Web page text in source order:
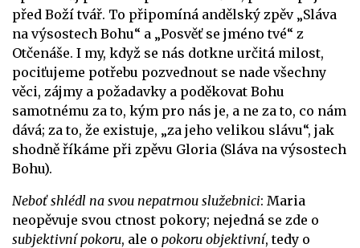
před Boží tvář. To připomíná andělský zpěv „Sláva
na výsostech Bohu“ a „Posvěť se jméno tvé“ z
Otčenáše. I my, když se nás dotkne určitá milost,
pociťujeme potřebu pozvednout se nade všechny
věci, zájmy a požadavky a poděkovat Bohu
samotnému za to, kým pro nás je, a ne za to, co nám
dává; za to, že existuje, „za jeho velikou slávu“, jak
shodně říkáme při zpěvu Gloria (Sláva na výsostech
Bohu).
Neboť shlédl na svou nepatrnou služebnici: Maria
neopěvuje svou ctnost pokory; nejedná se zde o
subjektivní pokoru, ale o pokoru objektivní, tedy o